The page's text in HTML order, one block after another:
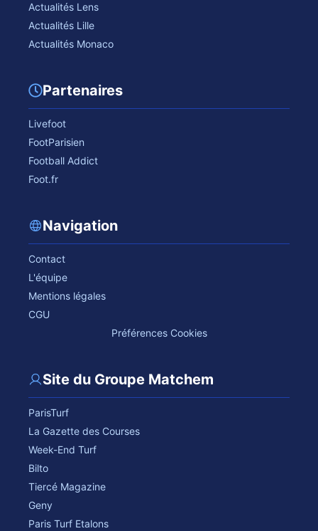
Actualités Lens
Actualités Lille
Actualités Monaco
Partenaires
Livefoot
FootParisien
Football Addict
Foot.fr
Navigation
Contact
L'équipe
Mentions légales
CGU
Préférences Cookies
Site du Groupe Matchem
ParisTurf
La Gazette des Courses
Week-End Turf
Bilto
Tiercé Magazine
Geny
Paris Turf Etalons